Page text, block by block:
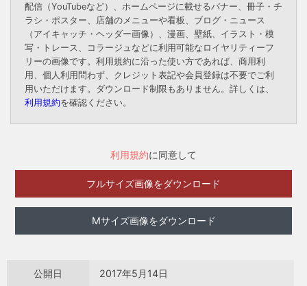
配信（YouTubeなど）、ホームページに載せるバナー、冊子・チ
ラシ・ポスター、店舗のメニューや看板、ブログ・ニュース
（アイキャッチ・ヘッダー画像）、漫画、壁紙、イラスト・模
写・トレース、コラージュなどに利用可能なロイヤリティーフ
リーの画像です。利用規約に沿った使い方であれば、商用利
用、個人利用問わず、クレジット表記や会員登録は不要でご利
用いただけます。ダウンロード制限もありません。詳しくは、
利用規約を確認ください。
利用規約に同意して
フルサイズ画像をダウンロード
Mサイズ画像をダウンロード
公開日 2017年5月14日